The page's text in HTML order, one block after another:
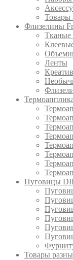
Товары
Флизелины
Тканые
Ленты
Пуговицы
Товары